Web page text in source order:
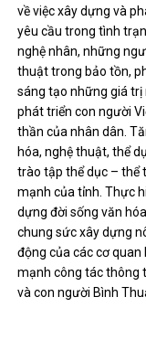
về việc xây dựng và
yêu cầu trong tình
nghệ nhân, những
thuật trong bảo tồn,
sáng tạo những giá trị
phát triển con người
thần của nhân dân.
hóa, nghệ thuật, thể
trào tập thể dục – thể
mạnh của tỉnh. Thực
dựng đời sống văn
chung sức xây dựng
động của các cơ
mạnh công tác thông
và con người Bình